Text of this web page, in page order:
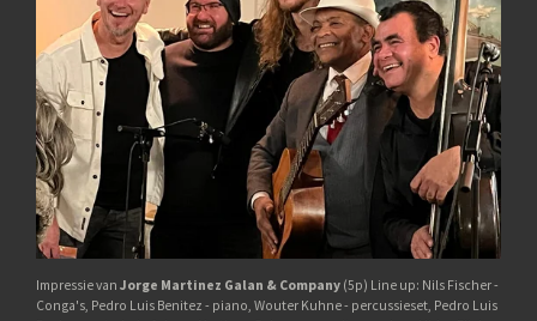
Impressie van Jorge Martinez Galan & Company (5p) Line up: Nils Fischer -
Conga's, Pedro Luis Benitez - piano, Wouter Kuhne - percussieset, Pedro Luis